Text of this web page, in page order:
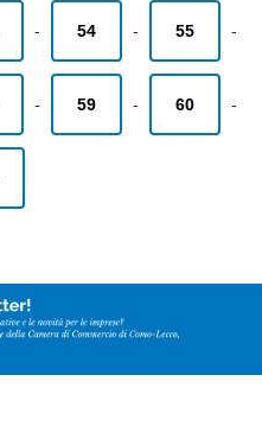
- 54 - 55 -
- 59 - 60 -